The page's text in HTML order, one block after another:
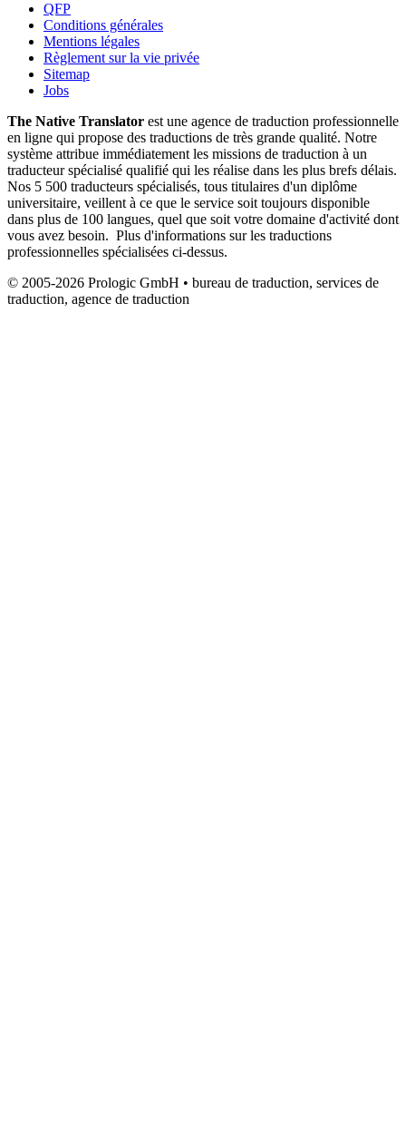
QFP
Conditions générales
Mentions légales
Règlement sur la vie privée
Sitemap
Jobs
The Native Translator est une agence de traduction professionnelle
en ligne qui propose des traductions de très grande qualité. Notre
système attribue immédiatement les missions de traduction à un
traducteur spécialisé qualifié qui les réalise dans les plus brefs délais.
Nos 5 500 traducteurs spécialisés, tous titulaires d'un diplôme
universitaire, veillent à ce que le service soit toujours disponible
dans plus de 100 langues, quel que soit votre domaine d'activité dont
vous avez besoin. Plus d'informations sur les traductions
professionnelles spécialisées ci-dessus.
© 2005-2026 Prologic GmbH • bureau de traduction, services de
traduction, agence de traduction